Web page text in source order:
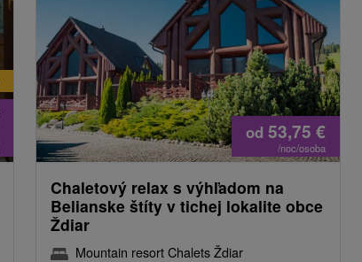
od 53,75 €
/noc/osoba
Chaletový relax s výhľadom na
Belianske štíty v tichej lokalite obce
Ždiar
Mountain resort Chalets Ždiar